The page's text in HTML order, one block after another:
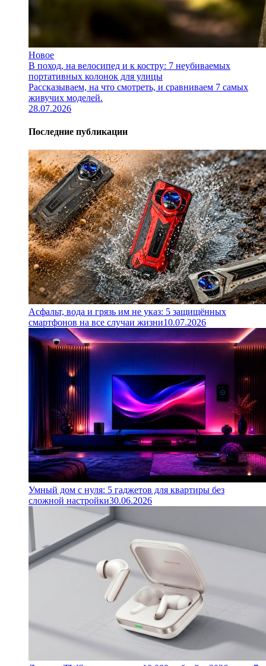
Новое
В поход, на велосипед и к костру: 7 неубиваемых
портативных колонок для улицы
Рассказываем, на что смотреть, и сравниваем 7 самых
живучих моделей.
28.07.2026
Последние публикации
Асфальт, вода и грязь им не указ: 5 защищённых
смартфонов на все случаи жизни10.07.2026
Умный дом с нуля: 5 гаджетов для квартиры без
сложной настройки30.06.2026